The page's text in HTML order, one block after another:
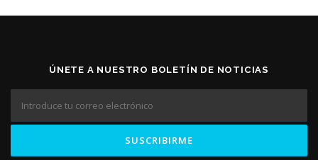
ÚNETE A NUESTRO BOLETÍN DE NOTICIAS